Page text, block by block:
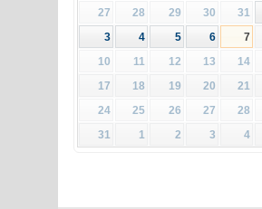
27 28 29 30 31
3
4 5 6 7
10
11 12 13 14
17
18 19 20 21
24
25 26 27 28
31
1 2 3 4